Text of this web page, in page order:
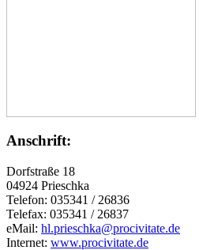
Anschrift:
Dorfstraße 18
04924 Prieschka
Telefon: 035341 / 26836
Telefax: 035341 / 26837
eMail: hl.prieschka@procivitate.de
Internet: www.procivitate.de